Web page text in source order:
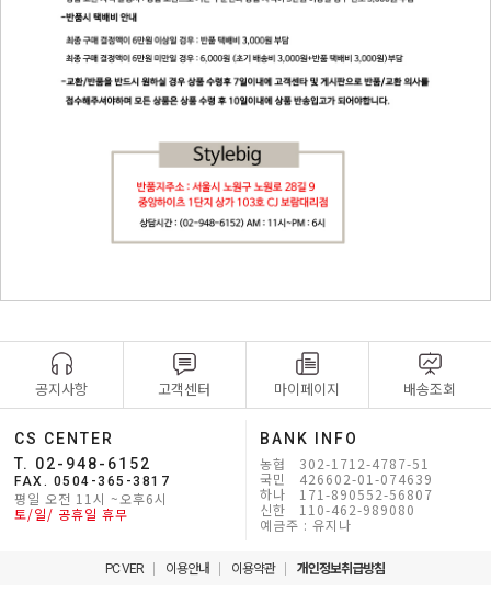
공지사항 고객센터 마이페이지 배송조회
CS CENTER
T. 02-948-6152
FAX. 0504-365-3817
평일 오전 11시 ~오후6시
토/일/ 공휴일 휴무
BANK INFO
농협 302-1712-4787-51
국민 426602-01-074639
하나 171-890552-56807
신한 110-462-989080
예금주 : 유지나
PC VER 이용안내 이용약관 개인정보취급방침